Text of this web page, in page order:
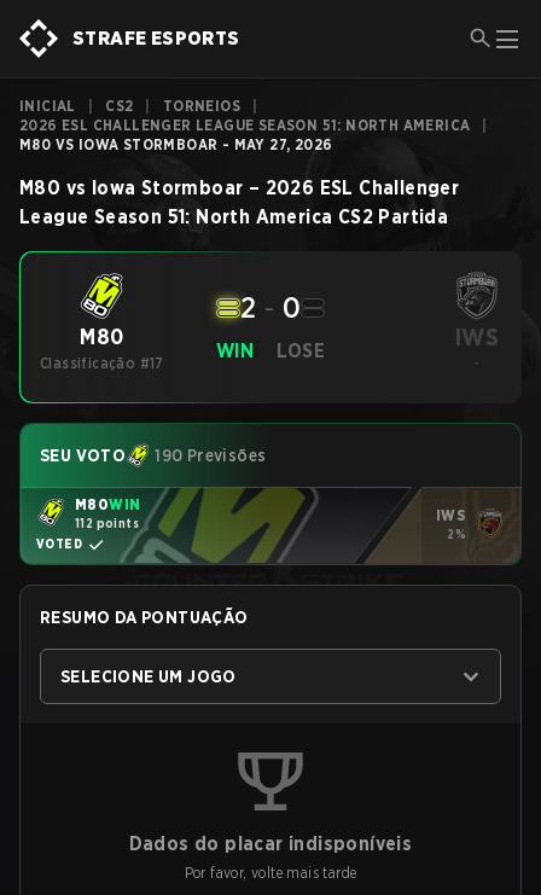
STRAFE ESPORTS
INICIAL CS2 TORNEIOS
2026 ESL CHALLENGER LEAGUE SEASON 51: NORTH AMERICA
M80 VS IOWA STORMBOAR - MAY 27, 2026
M80 vs Iowa Stormboar – 2026 ESL Challenger
League Season 51: North America CS2 Partida
M80
Classificação #17
WIN
2 - 0
LOSE IWS
-
SEU VOTO 190 Previsões
M80WIN
112 points
VOTED
IWS
2%
RESUMO DA PONTUAÇÃO
SELECIONE UM JOGO
Dados do placar indisponíveis
Por favor, volte mais tarde